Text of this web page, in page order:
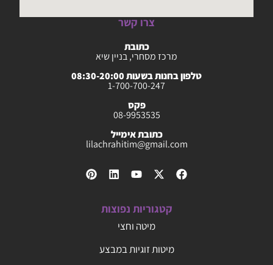
צרו קשר
כתובת
מרכז מסחרי, בניין שיא
טלפון בחנות בשעות 08:30-20:00
1-700-700-247
פקס
08-9953535
כתובת אימייל
lilachrahitim@gmail.com
קטגוריות נפוצות
מיטה וחצי
מיטות זוגיות במבצע